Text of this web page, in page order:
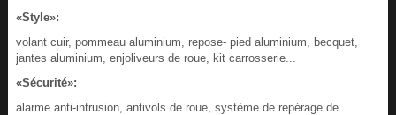
«Style»:
volant cuir, pommeau aluminium, repose- pied aluminium, becquet,
jantes aluminium, enjoliveurs de roue, kit carrosserie...
«Sécurité»:
alarme anti-intrusion, antivols de roue, système de repérage de